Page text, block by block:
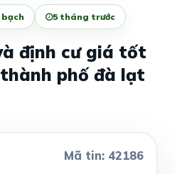
bạch 5 tháng trước
định cư giá tốt
phố đà lạt
Mã tin: 42186